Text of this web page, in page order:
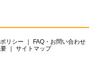
リシー
FAQ・お問い合わせ
サイトマップ